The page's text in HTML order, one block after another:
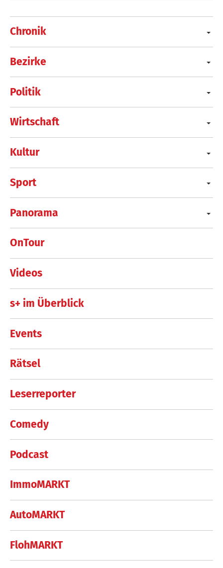
Chronik
Bezirke
Politik
Wirtschaft
Kultur
Sport
Panorama
OnTour
Videos
s+ im Überblick
Events
Rätsel
Leserreporter
Comedy
Podcast
ImmoMARKT
AutoMARKT
FlohMARKT